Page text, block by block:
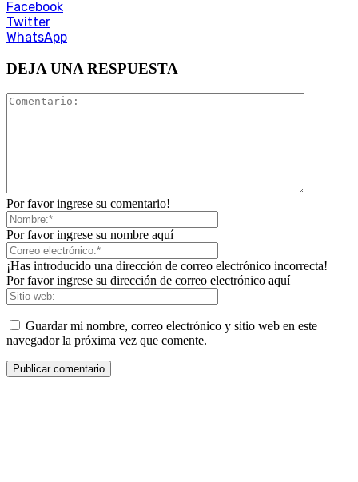
Facebook
Twitter
WhatsApp
DEJA UNA RESPUESTA
Por favor ingrese su comentario!
Por favor ingrese su nombre aquí
¡Has introducido una dirección de correo electrónico incorrecta!
Por favor ingrese su dirección de correo electrónico aquí
Guardar mi nombre, correo electrónico y sitio web en este
navegador la próxima vez que comente.